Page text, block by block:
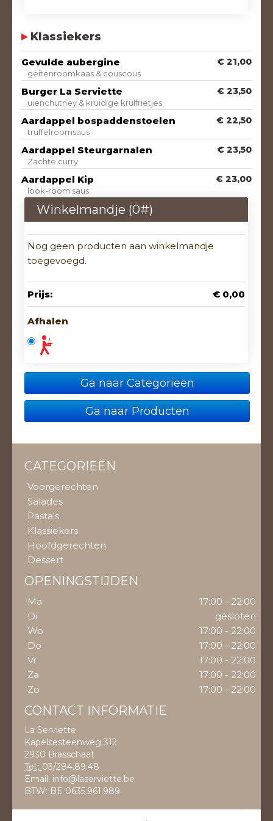
Klassiekers
Gevulde aubergine
geitenroomkaas & couscous
€ 21,00
Burger La Serviette
uienchutney & kruidige krulfrietjes
€ 23,50
Aardappel bospaddenstoelen
truffelroomsaus
€ 22,50
Aardappel Steurgarnalen
Zachte curry
€ 23,50
Aardappel Kip
look-room saus
€ 23,00
Winkelmandje (0#)
Nog geen producten aan winkelmandje
toegevoegd.
Prijs: € 0,00
Afhalen
Ga naar Categorieën
Ga naar Producten
CATEGORIEËN
Voorgerechten
Salades
Pasta's
Klassiekers
Hoofdgerechten
Dessert
OPENINGSTIJDEN
Ma
17:00 - 22:00
Di
gesloten
Wo
17:00 - 22:00
Do
17:00 - 22:00
Vr
17:00 - 22:00
Za
17:00 - 22:00
Zo
17:00 - 22:00
CONTACT INFORMATIE
La Serviette
Kapelsesteenweg 312
2930 Brasschaat
Tel.: 03/284.89.48
Email: info@laserviette.be
BTW: BE 0635.961.989